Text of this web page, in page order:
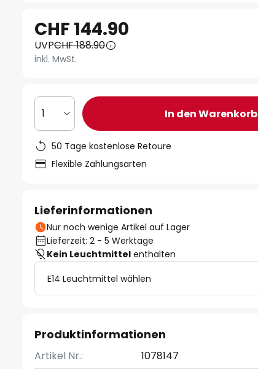
CHF 144.90
UVPCHF 188.90
inkl. MwSt.
1 In den Warenkorb
50 Tage kostenlose Retoure
Flexible Zahlungsarten
Lieferinformationen
Nur noch wenige Artikel auf Lager
Lieferzeit: 2 - 5 Werktage
Kein Leuchtmittel enthalten
E14 Leuchtmittel wählen
Produktinformationen
Artikel Nr.:
1078147